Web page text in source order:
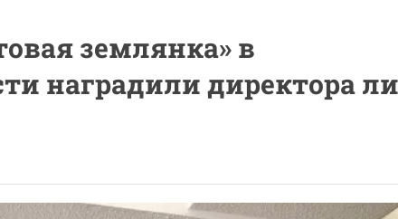
землянка» в
наградили директора